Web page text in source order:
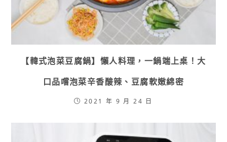
【韓式泡菜豆腐鍋】懶人料理，一鍋端上桌！大
口品嚐泡菜辛香酸辣、豆腐軟嫩綿密
2021 年 9 月 24 日